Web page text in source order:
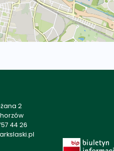
2
44 26